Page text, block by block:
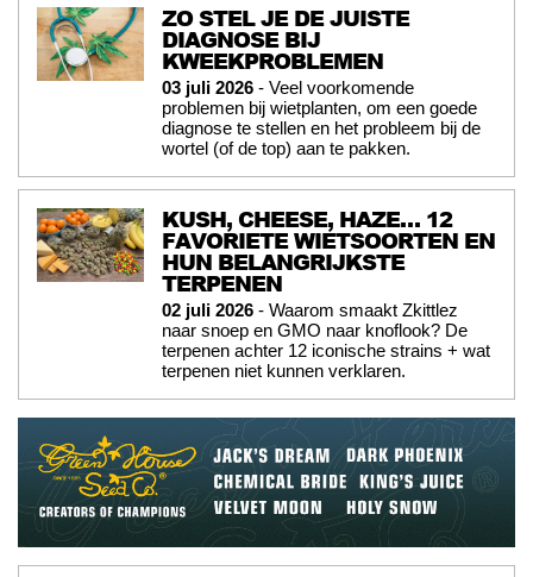
ZO STEL JE DE JUISTE
DIAGNOSE BIJ
KWEEKPROBLEMEN
03 juli 2026 - Veel voorkomende
problemen bij wietplanten, om een goede
diagnose te stellen en het probleem bij de
wortel (of de top) aan te pakken.
KUSH, CHEESE, HAZE… 12
FAVORIETE WIETSOORTEN EN
HUN BELANGRIJKSTE
TERPENEN
02 juli 2026 - Waarom smaakt Zkittlez
naar snoep en GMO naar knoflook? De
terpenen achter 12 iconische strains + wat
terpenen niet kunnen verklaren.